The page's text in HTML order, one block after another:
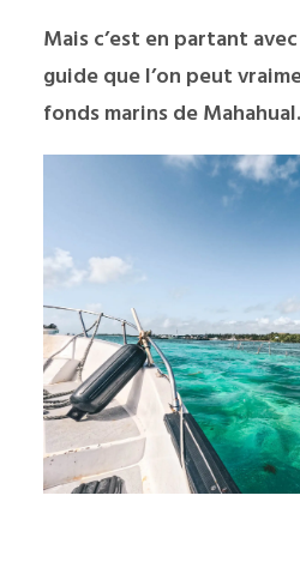
Mais c’est en partant
guide que l’on peut
fonds marins de Mahahual.